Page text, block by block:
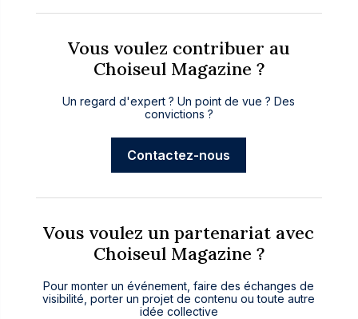
Vous voulez contribuer au
Choiseul Magazine ?
Un regard d'expert ? Un point de vue ? Des
convictions ?
Contactez-nous
Vous voulez un partenariat avec
Choiseul Magazine ?
Pour monter un événement, faire des échanges de
visibilité, porter un projet de contenu ou toute autre
idée collective